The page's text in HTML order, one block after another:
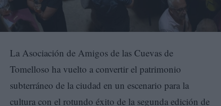
La Asociación de Amigos de las Cuevas de
Tomelloso ha vuelto a convertir el patrimonio
subterráneo de la ciudad en un escenario para la
cultura con el rotundo éxito de la segunda edición de